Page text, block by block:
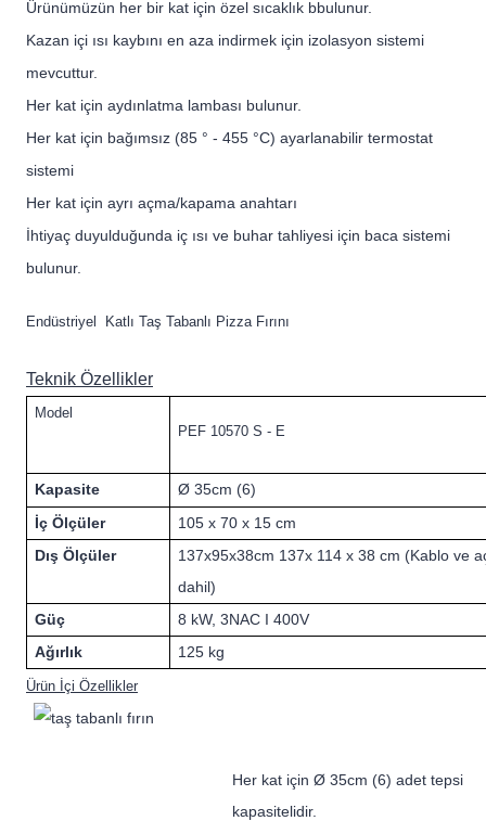
Ürünümüzün her bir kat için özel sıcaklık bbulunur.
Kazan içi ısı kaybını en aza indirmek için izolasyon sistemi
mevcuttur.
Her kat için aydınlatma lambası bulunur.
Her kat için bağımsız (85 ° - 455 °C) ayarlanabilir termostat
sistemi
Her kat için ayrı açma/kapama anahtarı
İhtiyaç duyulduğunda iç ısı ve buhar tahliyesi için baca sistemi
bulunur.
Endüstriyel Katlı Taş Tabanlı Pizza Fırını
Teknik Özellikler
Model
PEF 10570 S - E
Kapasite
Ø 35cm (6)
İç Ölçüler
105 x 70 x 15 cm
Dış Ölçüler
137x95x38cm 137x 114 x 38 cm (Kablo ve
dahil)
Güç
8 kW, 3NAC I 400V
Ağırlık
125 kg
Ürün İçi Özellikler
Her kat için Ø 35cm (6) adet tepsi
kapasitelidir.